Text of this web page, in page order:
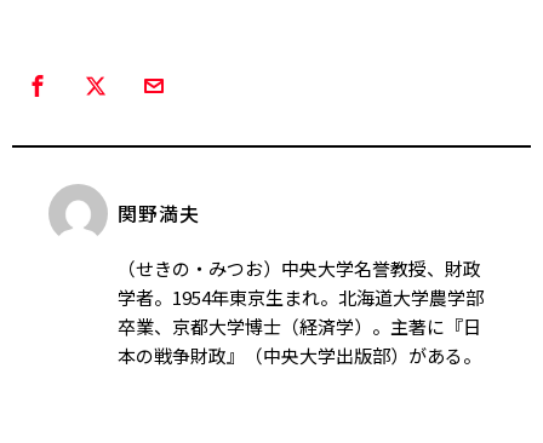
関野満夫
（せきの・みつお）中央大学名誉教授、財政
学者。1954年東京生まれ。北海道大学農学部
卒業、京都大学博士（経済学）。主著に『日
本の戦争財政』（中央大学出版部）がある。